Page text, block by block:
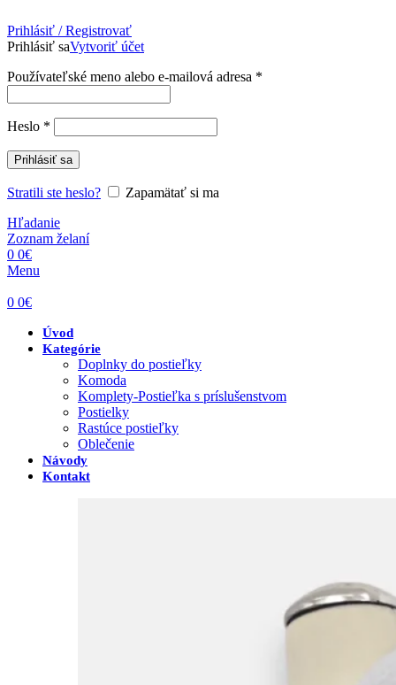
Prihlásiť / Registrovať
Prihlásiť saVytvoriť účet
Používateľské meno alebo e-mailová adresa *
Heslo *
Prihlásiť sa
Stratili ste heslo?
Zapamätať si ma
Hľadanie
Zoznam želaní
0 0€
Menu
0 0€
Úvod
Kategórie
Doplnky do postieľky
Komoda
Komplety-Postieľka s príslušenstvom
Postielky
Rastúce postieľky
Oblečenie
Návody
Kontakt